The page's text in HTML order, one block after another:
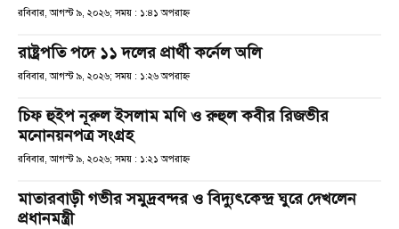
রবিবার, আগস্ট ৯, ২০২৬; সময় : ১:৪১ অপরাহ্ণ
রাষ্ট্রপতি পদে ১১ দলের প্রার্থী কর্নেল অলি
রবিবার, আগস্ট ৯, ২০২৬; সময় : ১:২৬ অপরাহ্ণ
চিফ হুইপ নূরুল ইসলাম মণি ও রুহুল কবীর রিজভীর
মনোনয়নপত্র সংগ্রহ
রবিবার, আগস্ট ৯, ২০২৬; সময় : ১:২১ অপরাহ্ণ
মাতারবাড়ী গভীর সমুদ্রবন্দর ও বিদ্যুৎকেন্দ্র ঘুরে দেখলেন
প্রধানমন্ত্রী